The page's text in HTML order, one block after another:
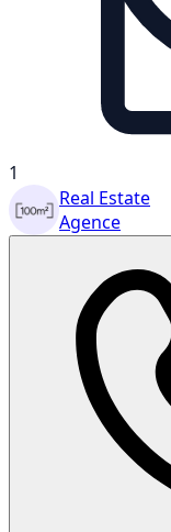
1
Real Estate
Agence